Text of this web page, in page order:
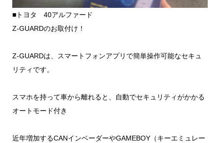
■トヨタ 40アルファード
Z-GUARDのお取付け！
Z-GUARDは、スマートフォンアプリで簡単操作可能なセキュ
リティです。
スマホを持って車から離れると、自動でセキュリティがかかる
オートモード付き
近年増加するCANインベーダーやGAMEBOY（キーエミュレー